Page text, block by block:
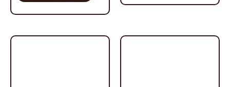
E-
locker
K160